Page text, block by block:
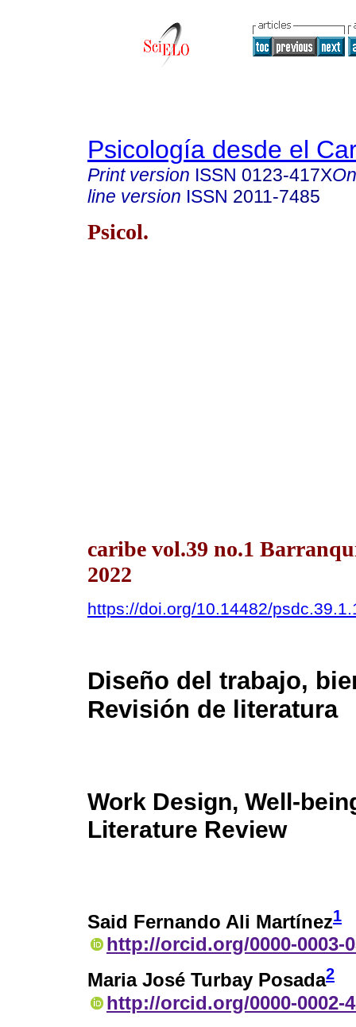
Psicología desde el
Print version ISSN 0123-417X
line version ISSN 2011-7485
Psicol.
caribe vol.39 no.1
2022
https://doi.org/10.14482/
Diseño del trabajo,
Revisión de literatura
Work Design, Well-
Literature Review
Said Fernando Ali Martínez1
http://orcid.org/0000-0003-
Maria José Turbay Posada2
http://orcid.org/0000-0002-